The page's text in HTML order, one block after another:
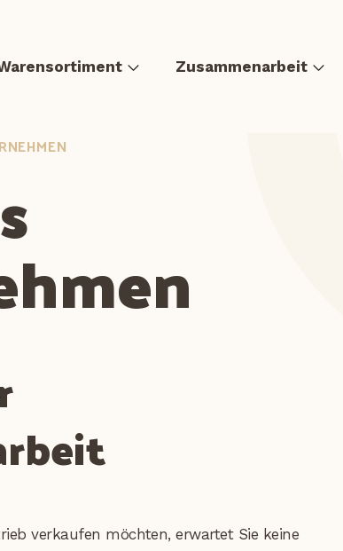
Zusammenarbeit
verkaufen möchten, erwartet Sie keine